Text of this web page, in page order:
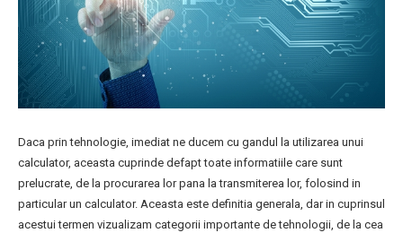
Daca prin tehnologie, imediat ne ducem cu gandul la utilizarea unui
calculator, aceasta cuprinde defapt toate informatiile care sunt
prelucrate, de la procurarea lor pana la transmiterea lor, folosind in
particular un calculator. Aceasta este definitia generala, dar in cuprinsul
acestui termen vizualizam categorii importante de tehnologii, de la cea